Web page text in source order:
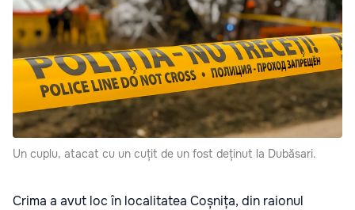
Un cuplu, atacat cu un cuțit de un fost deținut la Dubăsari.
Crima a avut loc în localitatea Coșnița, din raionul